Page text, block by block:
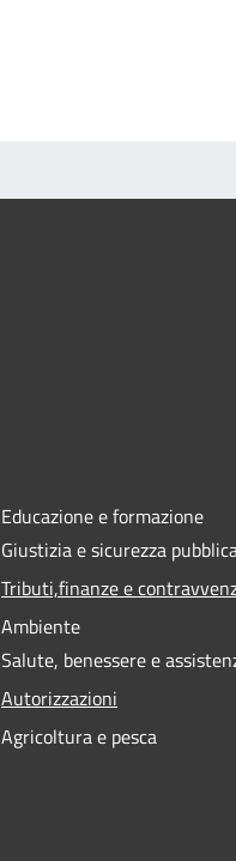
Educazione e formazione
Giustizia e sicurezza
Tributi,finanze e
Ambiente
Salute, benessere e
Autorizzazioni
Agricoltura e pesca